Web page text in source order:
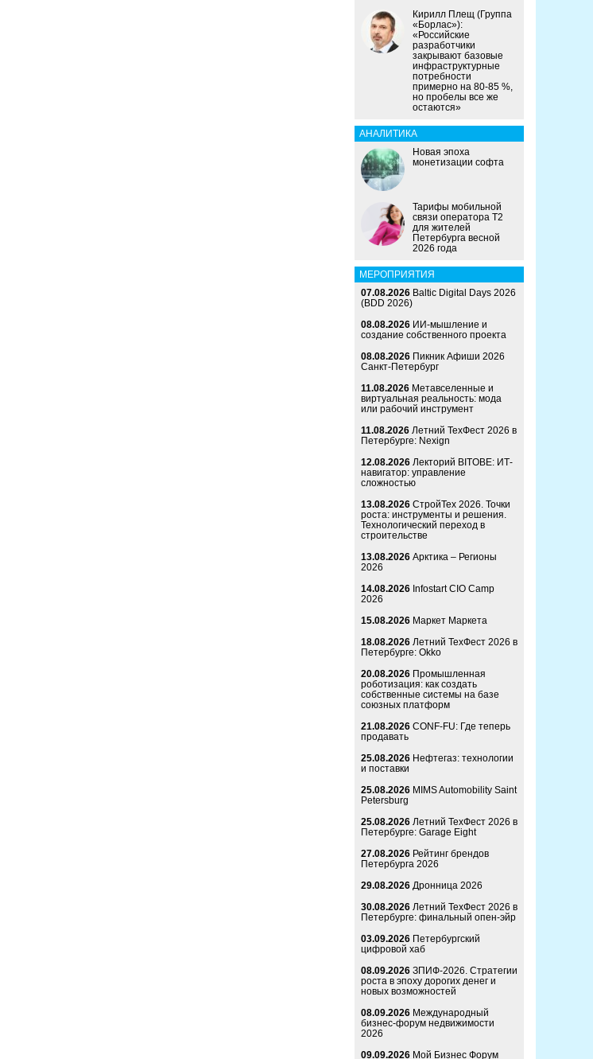
Кирилл Плещ (Группа
«Борлас»):
«Российские
разработчики
закрывают базовые
инфраструктурные
потребности
примерно на 80-85 %,
но пробелы все же
остаются»
АНАЛИТИКА
Новая эпоха
монетизации софта
Тарифы мобильной
связи оператора Т2
для жителей
Петербурга весной
2026 года
МЕРОПРИЯТИЯ
07.08.2026 Baltic Digital Days 2026
(BDD 2026)
08.08.2026 ИИ-мышление и
создание собственного проекта
08.08.2026 Пикник Афиши 2026
Санкт-Петербург
11.08.2026 Метавселенные и
виртуальная реальность: мода
или рабочий инструмент
11.08.2026 Летний ТехФест 2026 в
Петербурге: Nexign
12.08.2026 Лекторий BITOBE: ИТ-
навигатор: управление
сложностью
13.08.2026 СтройТех 2026. Точки
роста: инструменты и решения.
Технологический переход в
строительстве
13.08.2026 Арктика – Регионы
2026
14.08.2026 Infostart CIO Camp
2026
15.08.2026 Маркет Маркета
18.08.2026 Летний ТехФест 2026 в
Петербурге: Okko
20.08.2026 Промышленная
роботизация: как создать
собственные системы на базе
союзных платформ
21.08.2026 CONF-FU: Где теперь
продавать
25.08.2026 Нефтегаз: технологии
и поставки
25.08.2026 MIMS Automobility Saint
Petersburg
25.08.2026 Летний ТехФест 2026 в
Петербурге: Garage Eight
27.08.2026 Рейтинг брендов
Петербурга 2026
29.08.2026 Дронница 2026
30.08.2026 Летний ТехФест 2026 в
Петербурге: финальный опен-эйр
03.09.2026 Петербургский
цифровой хаб
08.09.2026 ЗПИФ-2026. Стратегии
роста в эпоху дорогих денег и
новых возможностей
08.09.2026 Международный
бизнес-форум недвижимости
2026
09.09.2026 Мой Бизнес Форум